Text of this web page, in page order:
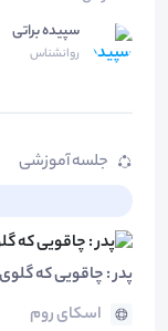
سپیده براتی
روانشناس
جلسه آموزشی
پدر : چاقویی که
اسکای روم